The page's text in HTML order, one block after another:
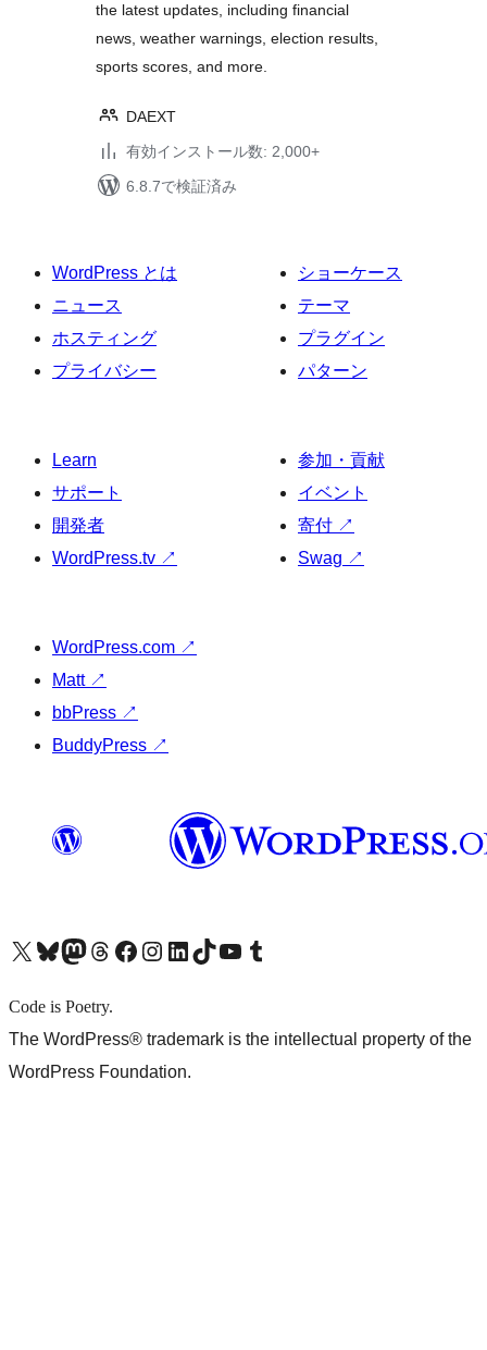
the latest updates, including financial
news, weather warnings, election results,
sports scores, and more.
DAEXT
有効インストール数: 2,000+
6.8.7で検証済み
WordPress とは
ニュース
ホスティング
プライバシー
ショーケース
テーマ
プラグイン
パターン
Learn
サポート
開発者
WordPress.tv ↗
参加・貢献
イベント
寄付 ↗
Swag ↗
WordPress.com ↗
Matt ↗
bbPress ↗
BuddyPress ↗
X (旧 Twitter) アカウントへBluesky アカウントへMastodon アカウントへThreads アカウントへ Facebook ページへInstagram アカウントへ LinkedIn アカウントへTikTok アカウントへYouTube チャンネルへ Tumblr アカウントへ
Code is Poetry.
The WordPress® trademark is the intellectual property of the
WordPress Foundation.